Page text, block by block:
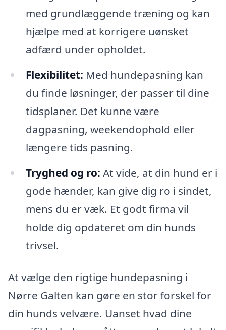
med grundlæggende træning og kan
hjælpe med at korrigere uønsket
adfærd under opholdet.
Flexibilitet: Med hundepasning kan
du finde løsninger, der passer til dine
tidsplaner. Det kunne være
dagpasning, weekendophold eller
længere tids pasning.
Tryghed og ro: At vide, at din hund er i
gode hænder, kan give dig ro i sindet,
mens du er væk. Et godt firma vil
holde dig opdateret om din hunds
trivsel.
At vælge den rigtige hundepasning i
Nørre Galten kan gøre en stor forskel for
din hunds velvære. Uanset hvad dine